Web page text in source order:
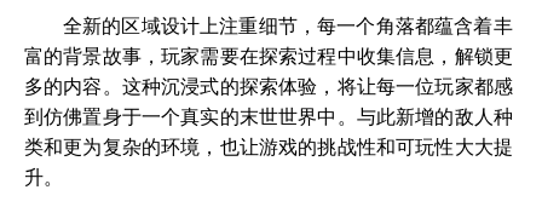
全新的区域设计上注重细节，每一个角落都蕴含着丰
富的背景故事，玩家需要在探索过程中收集信息，解锁更
多的内容。这种沉浸式的探索体验，将让每一位玩家都感
到仿佛置身于一个真实的末世世界中。与此新增的敌人种
类和更为复杂的环境，也让游戏的挑战性和可玩性大大提
升。